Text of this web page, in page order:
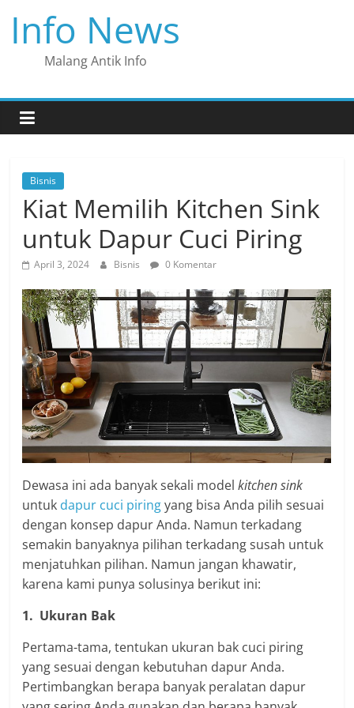
content
Info News
Malang Antik Info
Bisnis
Kiat Memilih Kitchen Sink
untuk Dapur Cuci Piring
April 3, 2024 Bisnis 0 Komentar
Dewasa ini ada banyak sekali modelkitchen sink
untuk dapur cuci piringyang bisa Anda pilih sesuai
dengan konsep dapur Anda. Namun terkadang
semakin banyaknya pilihan terkadang susah untuk
menjatuhkan pilihan. Namun jangan khawatir,
karena kami punya solusinya berikut ini:
1. Ukuran Bak
Pertama-tama, tentukan ukuran bak cuci piring
yang sesuai dengan kebutuhan dapur Anda.
Pertimbangkan berapa banyak peralatan dapur